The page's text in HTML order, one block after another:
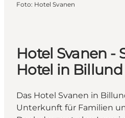
Foto: Hotel Svanen
Hotel Svanen -
Hotel in Billund
Das Hotel Svanen in
Unterkunft für Familien